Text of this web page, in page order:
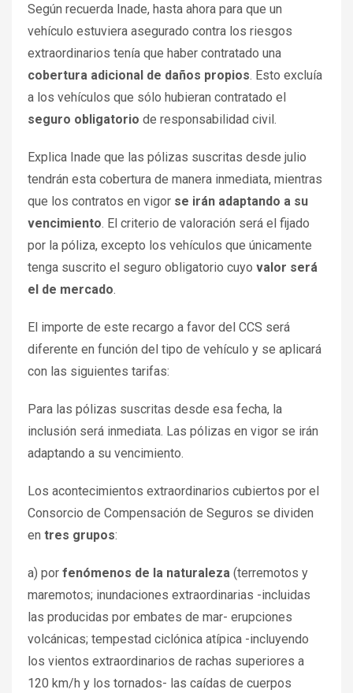
Según recuerda Inade, hasta ahora para que un
vehículo estuviera asegurado contra los riesgos
extraordinarios tenía que haber contratado una
cobertura adicional de daños propios. Esto excluía
a los vehículos que sólo hubieran contratado el
seguro obligatorio de responsabilidad civil.
Explica Inade que las pólizas suscritas desde julio
tendrán esta cobertura de manera inmediata, mientras
que los contratos en vigor se irán adaptando a su
vencimiento. El criterio de valoración será el fijado
por la póliza, excepto los vehículos que únicamente
tenga suscrito el seguro obligatorio cuyo valor será
el de mercado.
El importe de este recargo a favor del CCS será
diferente en función del tipo de vehículo y se aplicará
con las siguientes tarifas:
Para las pólizas suscritas desde esa fecha, la
inclusión será inmediata. Las pólizas en vigor se irán
adaptando a su vencimiento.
Los acontecimientos extraordinarios cubiertos por el
Consorcio de Compensación de Seguros se dividen
en tres grupos:
a) por fenómenos de la naturaleza (terremotos y
maremotos; inundaciones extraordinarias -incluidas
las producidas por embates de mar- erupciones
volcánicas; tempestad ciclónica atípica -incluyendo
los vientos extraordinarios de rachas superiores a
120 km/h y los tornados- las caídas de cuerpos